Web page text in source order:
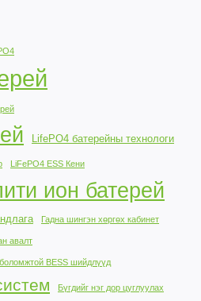
LifePO4 батерейны технологи
LiFePO4 ESS Кени
ион батерей
Гадна шингэн хөргөх кабинет
авалт
BESS шийдлүүд
Бүгдийг нэг дор цуглуулах